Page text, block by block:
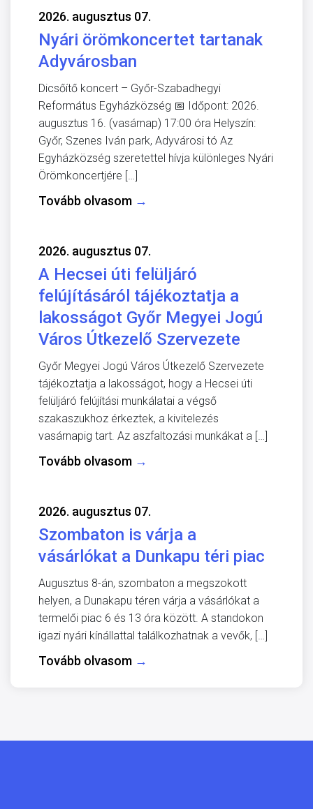
2026. augusztus 07.
Nyári örömkoncertet tartanak
Adyvárosban
Dicsőítő koncert – Győr-Szabadhegyi
Református Egyházközség 📅 Időpont: 2026.
augusztus 16. (vasárnap) 17:00 óra Helyszín:
Győr, Szenes Iván park, Adyvárosi tó Az
Egyházközség szeretettel hívja különleges Nyári
Örömkoncertjére […]
Tovább olvasom →
2026. augusztus 07.
A Hecsei úti felüljáró
felújításáról tájékoztatja a
lakosságot Győr Megyei Jogú
Város Útkezelő Szervezete
Győr Megyei Jogú Város Útkezelő Szervezete
tájékoztatja a lakosságot, hogy a Hecsei úti
felüljáró felújítási munkálatai a végső
szakaszukhoz érkeztek, a kivitelezés
vasárnapig tart. Az aszfaltozási munkákat a […]
Tovább olvasom →
2026. augusztus 07.
Szombaton is várja a
vásárlókat a Dunkapu téri piac
Augusztus 8-án, szombaton a megszokott
helyen, a Dunakapu téren várja a vásárlókat a
termelői piac 6 és 13 óra között. A standokon
igazi nyári kínállattal találkozhatnak a vevők, […]
Tovább olvasom →